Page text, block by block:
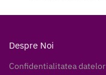
Despre Noi
Confidentialitatea datelor